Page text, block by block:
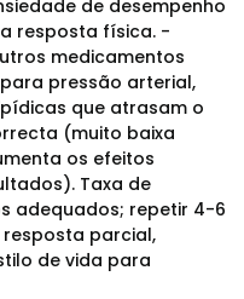
de desempenho
resposta física. -
medicamentos
pressão arterial,
que atrasam o
(muito baixa
os efeitos
Taxa de
adequados; repetir 4-6
resposta parcial,
de vida para